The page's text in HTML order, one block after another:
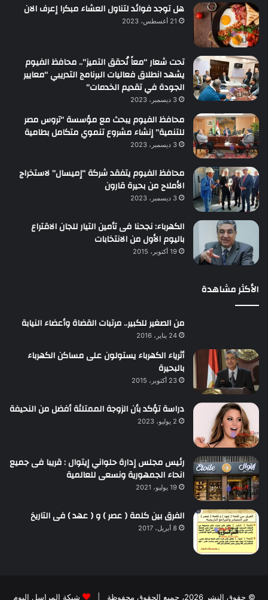
هل توجد فوائد لتناول العشاء مبكرا إعرف الان
21 أغسطس، 2023
تحت شعار “معاً نُحقق التميز”.. محافظ الفيوم
يشهد انطلاق فعاليات البرنامج التدريبي “معايير
الجودة في تقديم الخدمات”
3 ديسمبر، 2023
محافظ الفيوم يبحث مع مؤسسة “تروس مصر
للتنمية” إنشاء مشروع تنموي متكامل بطامية
3 ديسمبر، 2023
محافظ الفيوم يتفقد شركة “إميسال” لاستخراج
الأملاح من بحيرة قارون
3 ديسمبر، 2023
الكهرباء: نجحنا فى تأمين التيار للجان الاقتراع
باليوم الأول من الانتخابات
19 أكتوبر، 2015
الأكثر مشاهدة
من الصغير للكبير.. مرتبات القضاة وأعضاء النيابة
24 يناير، 2016
أثرياء الكهرباء يستولون على مساكن الكهرباء
بالبحيرة
23 أكتوبر، 2015
دراسة تؤكد بأن الزوجة الممتلئة أفضل من النحيفة
2 يوليو، 2023
رئيس مجلس إدارة حلواني إيتوال : قريبا فى جميع
انحاء الجمهورية ونسعى للعالمية
19 يوليو، 2021
الفرق بين كلمة ( عصر ) و ( عهد ) فى التاريخ
8 أبريل، 2017
© حقوق النشر 2026، جميع الحقوق محفوظة | شبكة المراسل اليوم